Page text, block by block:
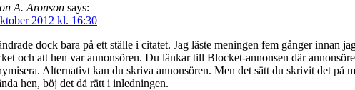
A. Aronson says:
2012 kl. 16:30
dock bara på ett ställe i citatet. Jag läste meningen fem gånger innan
och att hen var annonsören. Du länkar till Blocket-annonsen där
Alternativt kan du skriva annonsören. Men det sätt du skrivit det
hen, böj det då rätt i inledningen.